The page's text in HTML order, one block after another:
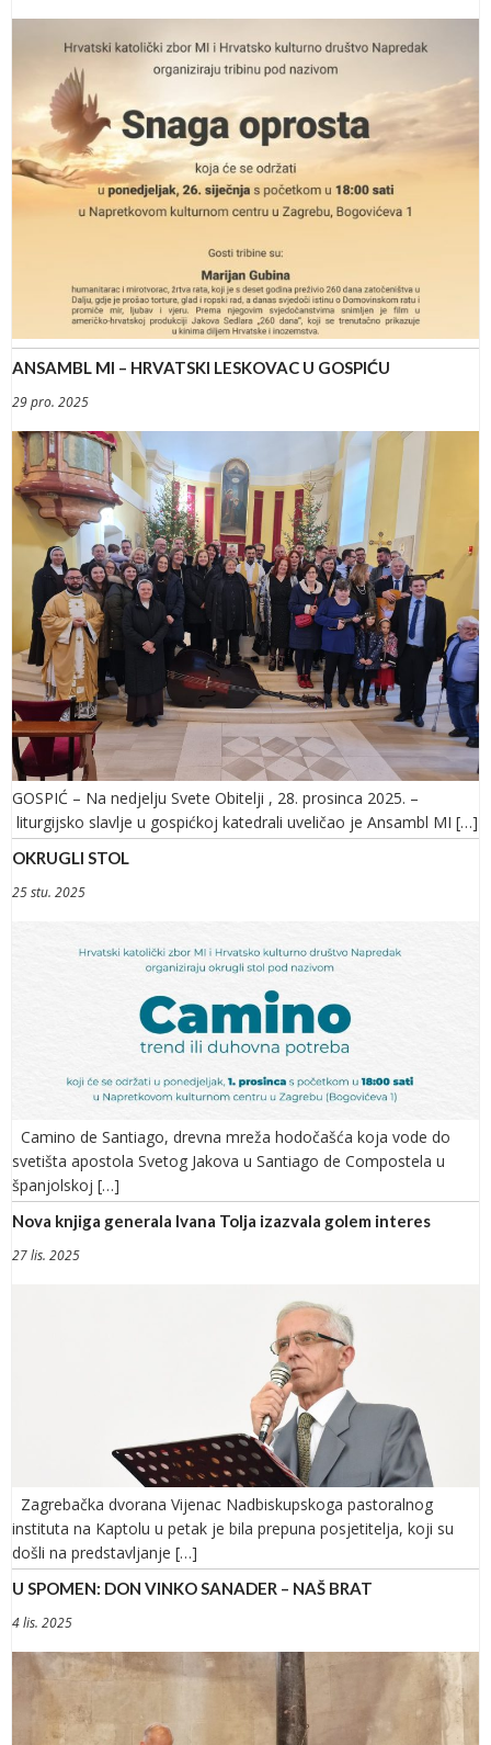
ANSAMBL MI – HRVATSKI LESKOVAC U GOSPIĆU
29 pro. 2025
GOSPIĆ – Na nedjelju Svete Obitelji , 28. prosinca 2025. –
liturgijsko slavlje u gospićkoj katedrali uveličao je Ansambl MI […]
OKRUGLI STOL
25 stu. 2025
Camino de Santiago, drevna mreža hodočašća koja vode do
svetišta apostola Svetog Jakova u Santiago de Compostela u
španjolskoj […]
Nova knjiga generala Ivana Tolja izazvala golem interes
27 lis. 2025
Zagrebačka dvorana Vijenac Nadbiskupskoga pastoralnog
instituta na Kaptolu u petak je bila prepuna posjetitelja, koji su
došli na predstavljanje […]
U SPOMEN: DON VINKO SANADER – NAŠ BRAT
4 lis. 2025